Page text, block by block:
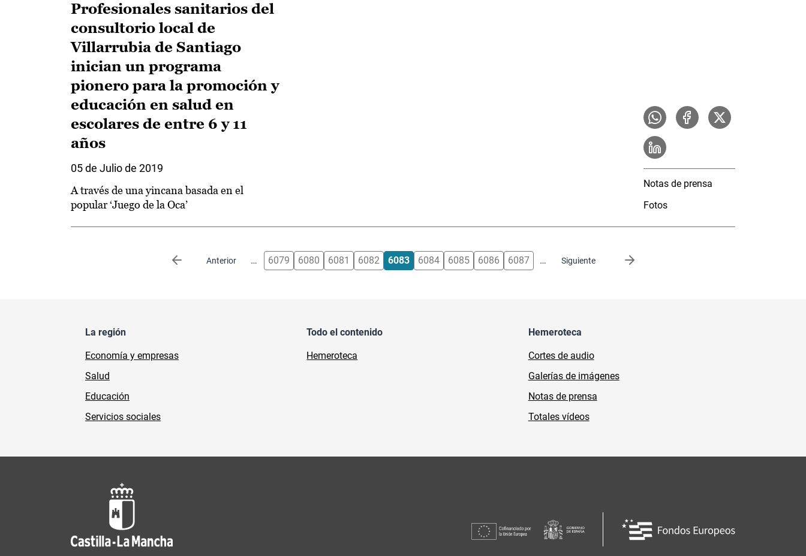
Profesionales sanitarios del
consultorio local de
Villarrubia de Santiago
inician un programa
pionero para la promoción y
educación en salud en
escolares de entre 6 y 11
años
05 de Julio de 2019
A través de una yincana basada en el
popular ‘Juego de la Oca’
Notas de prensa
Fotos
Anterior
Página anterior … 6079 6080 6081 6082 6083 6084 6085 6086 6087 … Siguiente
Siguiente página
La región
Economía y empresas
Salud
Educación
Servicios sociales
Todo el contenido
Hemeroteca
Hemeroteca
Cortes de audio
Galerías de imágenes
Notas de prensa
Totales vídeos